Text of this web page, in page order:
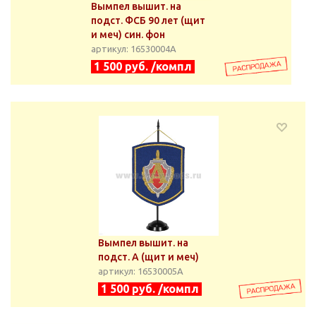
Вымпел вышит. на
подст. ФСБ 90 лет (щит
и меч) син. фон
артикул: 16530004А
1 500 руб. /компл
Вымпел вышит. на
подст. А (щит и меч)
артикул: 16530005А
1 500 руб. /компл